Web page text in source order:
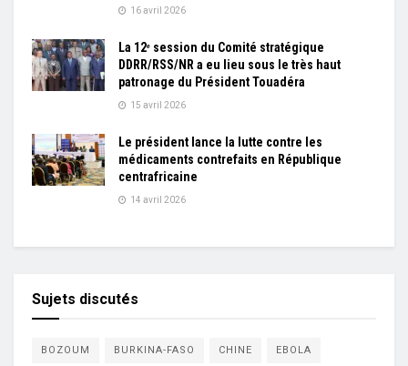
16 avril 2026
La 12ᵉ session du Comité stratégique
DDRR/RSS/NR a eu lieu sous le très haut
patronage du Président Touadéra
15 avril 2026
Le président lance la lutte contre les
médicaments contrefaits en République
centrafricaine
14 avril 2026
Sujets discutés
BOZOUM BURKINA-FASO CHINE EBOLA